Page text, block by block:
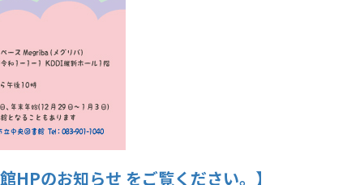
HPのお知らせ をご覧ください。】